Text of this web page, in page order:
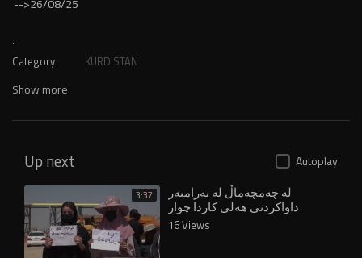
.
Category KURDISTAN
Show more
Up next Autoplay
3:37 لە چەمچەماڵ لە بەرامبەر
داواکردنی هەلی کاردا چوار
هاووڵاتیی بێسەروشوێن کراون
16 Views